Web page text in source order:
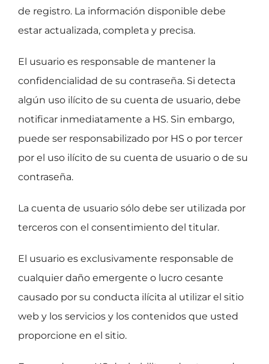
de registro. La información disponible debe
estar actualizada, completa y precisa.
El usuario es responsable de mantener la
confidencialidad de su contraseña. Si detecta
algún uso ilícito de su cuenta de usuario, debe
notificar inmediatamente a HS. Sin embargo,
puede ser responsabilizado por HS o por tercer
por el uso ilícito de su cuenta de usuario o de su
contraseña.
La cuenta de usuario sólo debe ser utilizada por
terceros con el consentimiento del titular.
El usuario es exclusivamente responsable de
cualquier daño emergente o lucro cesante
causado por su conducta ilícita al utilizar el sitio
web y los servicios y los contenidos que usted
proporcione en el sitio.